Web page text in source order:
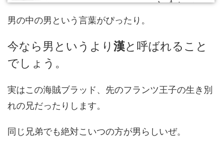
男の中の男という言葉がぴったり。
今なら男というより 漢と呼ばれること
でしょう。
実はこの海賊ブラッド、先のフランツ王子の生き別
れの兄だったりします。
同じ兄弟でも絶対こいつの方が男らしいぜ。